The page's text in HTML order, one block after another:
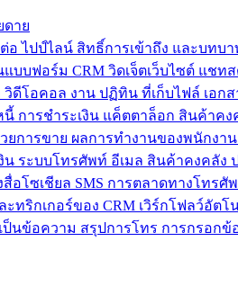
ดาย
อ ไปป์ไลน์ สิทธิ์การเข้าถึง และบทบา
บฟอร์ม CRM วิดเจ็ตเว็บไซต์ แชทส
ดีโอคอล งาน ปฏิทิน ที่เก็บไฟล์ เอก
นี้ การชำระเงิน แค็ตตาล็อก สินค้าค
ยการขาย ผลการทำงานของพนักงา
น ระบบโทรศัพท์ อีเมล สินค้าคงคลั
โซเชียล SMS การตลาดทางโทรศั
ะทริกเกอร์ของ CRM เวิร์กโฟลว์อัต
เป็นข้อความ สรุปการโทร การกรอก